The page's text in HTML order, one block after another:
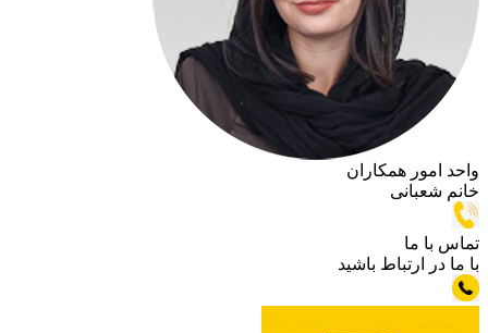
همکاران
باشید